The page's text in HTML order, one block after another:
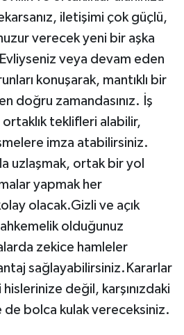
iletişimi çok güçlü,
verecek yeni bir aşka
veya devam eden
konuşarak, mantıklı bir
doğru zamandasınız. İş
ortaklık teklifleri alabilir,
imza atabilirsiniz.
uzlaşmak, ortak bir yol
yapmak her
olacak.Gizli ve açık
olduğunuz
zekice hamleler
sağlayabilirsiniz.Kararlar
değil, karşınızdaki
de bolca kulak vereceksiniz.